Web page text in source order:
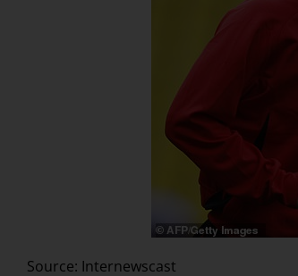
Source: Internewscast